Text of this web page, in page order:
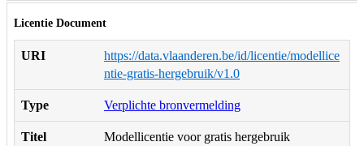
Licentie Document
URI
https://data.vlaanderen.be/id/licentie/modellice
ntie-gratis-hergebruik/v1.0
Type Verplichte bronvermelding
Titel Modellicentie voor gratis hergebruik